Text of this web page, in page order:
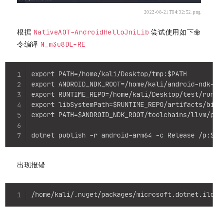
2022-08-21T04:32:52.png
根据 NativeAOT-AndroidHelloJniLib 尝试使用如下命
令编译 N_m3u8DL-RE
export PATH=/home/kali/Desktop/tmp:$PATH
export ANDROID_NDK_ROOT=/home/kali/android-ndk-
export RUNTIME_REPO=/home/kali/Desktop/test/
export libSystemPath=$RUNTIME_REPO/artifacts/
export PATH=$ANDROID_NDK_ROOT/toolchains/
dotnet publish -r android-arm64 -c Release /
出现报错
/home/kali/.nuget/packages/